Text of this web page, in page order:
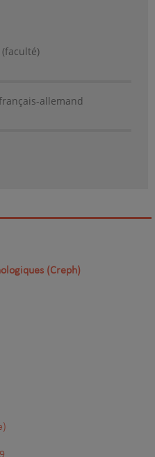
allemand
(Creph)